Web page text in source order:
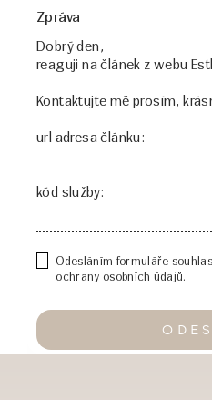
Zpráva
Odesláním formuláře
ochrany osobních údajů.